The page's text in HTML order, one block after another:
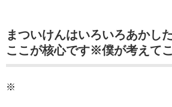
まついけんはいろいろあかし
ここが核心です※僕が考えて
※